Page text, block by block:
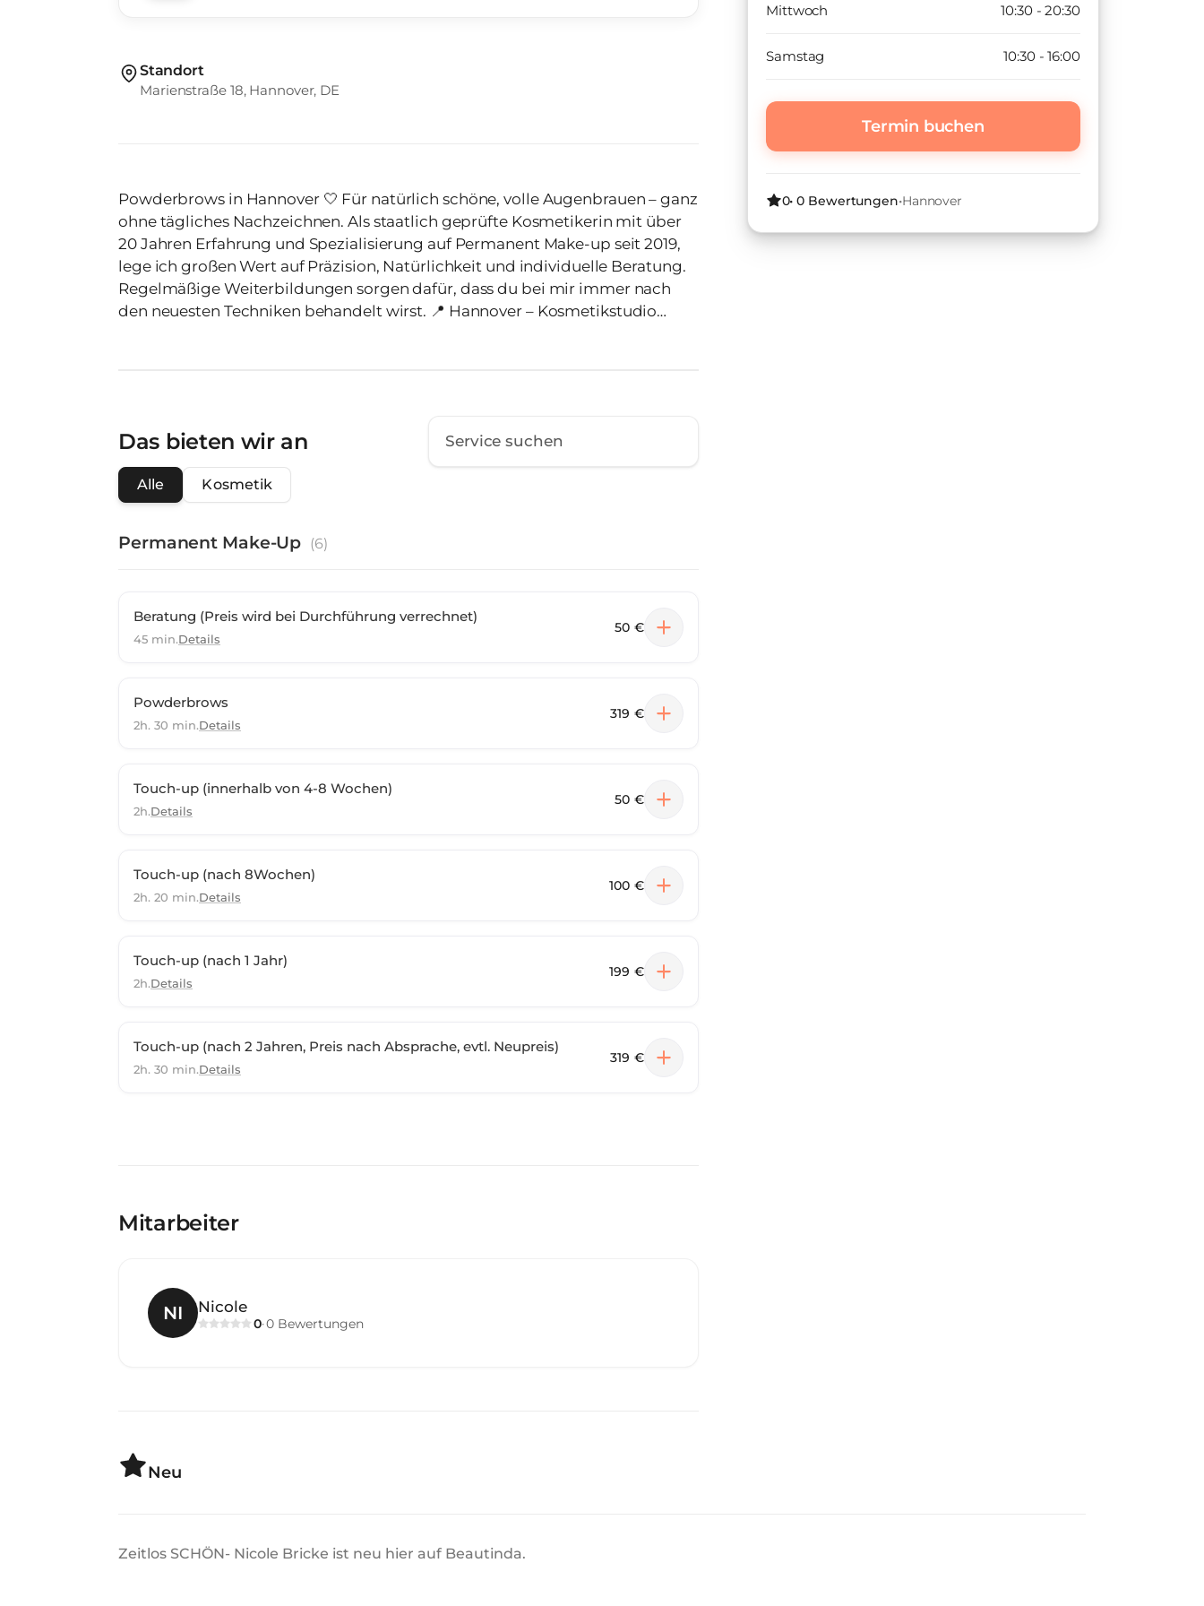
Standort
Marienstraße 18, Hannover, DE
Powderbrows in Hannover 🤍 Für natürlich schöne, volle Augenbrauen – ganz
ohne tägliches Nachzeichnen. Als staatlich geprüfte Kosmetikerin mit über
20 Jahren Erfahrung und Spezialisierung auf Permanent Make-up seit 2019,
lege ich großen Wert auf Präzision, Natürlichkeit und individuelle Beratung.
Regelmäßige Weiterbildungen sorgen dafür, dass du bei mir immer nach
den neuesten Techniken behandelt wirst. 📍 Hannover – Kosmetikstudio
Das bieten wir an
Alle Kosmetik
Permanent Make-Up (6)
Beratung (Preis wird bei Durchführung verrechnet)
45 min.Details
50 €
Powderbrows
2h. 30 min.Details
319 €
Touch-up (innerhalb von 4-8 Wochen)
2h.Details
50 €
Touch-up (nach 8Wochen)
2h. 20 min.Details
100 €
Touch-up (nach 1 Jahr)
2h.Details
199 €
Touch-up (nach 2 Jahren, Preis nach Absprache, evtl. Neupreis)
2h. 30 min.Details
319 €
Mitarbeiter
NI Nicole
0·0 Bewertungen
Mittwoch 10:30 - 20:30
Samstag 10:30 - 16:00
Termin buchen
0• 0 Bewertungen•Hannover
Neu
Zeitlos SCHÖN- Nicole Bricke ist neu hier auf Beautinda.